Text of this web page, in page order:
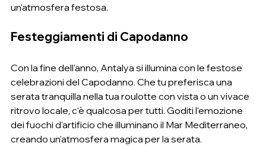
un'atmosfera festosa.
Festeggiamenti di Capodanno
Con la fine dell'anno, Antalya si illumina con le festose
celebrazioni del Capodanno. Che tu preferisca una
serata tranquilla nella tua roulotte con vista o un vivace
ritrovo locale, c'è qualcosa per tutti. Goditi l'emozione
dei fuochi d'artificio che illuminano il Mar Mediterraneo,
creando un'atmosfera magica per la serata.